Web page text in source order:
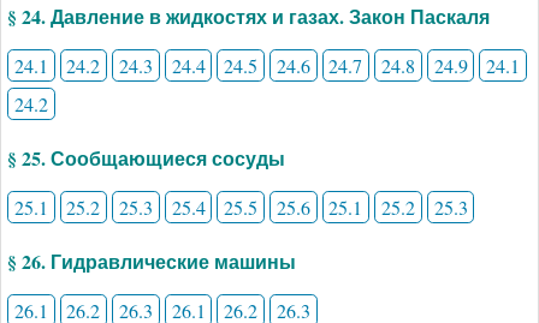
§ 24. Давление в жидкостях и газах. Закон Паскаля
24.1 24.2 24.3 24.4 24.5 24.6 24.7 24.8 24.9
24.1
24.2
§ 25. Сообщающиеся сосуды
25.1 25.2 25.3 25.4 25.5 25.6 25.1 25.2 25.3
§ 26. Гидравлические машины
26.1 26.2 26.3 26.1 26.2 26.3